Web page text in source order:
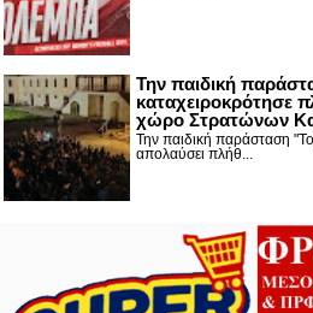
Την παιδική
καταχειροκρότησε
χώρο Στρατώνων
Την παιδική παράσταση
απολαύσει πλήθ...